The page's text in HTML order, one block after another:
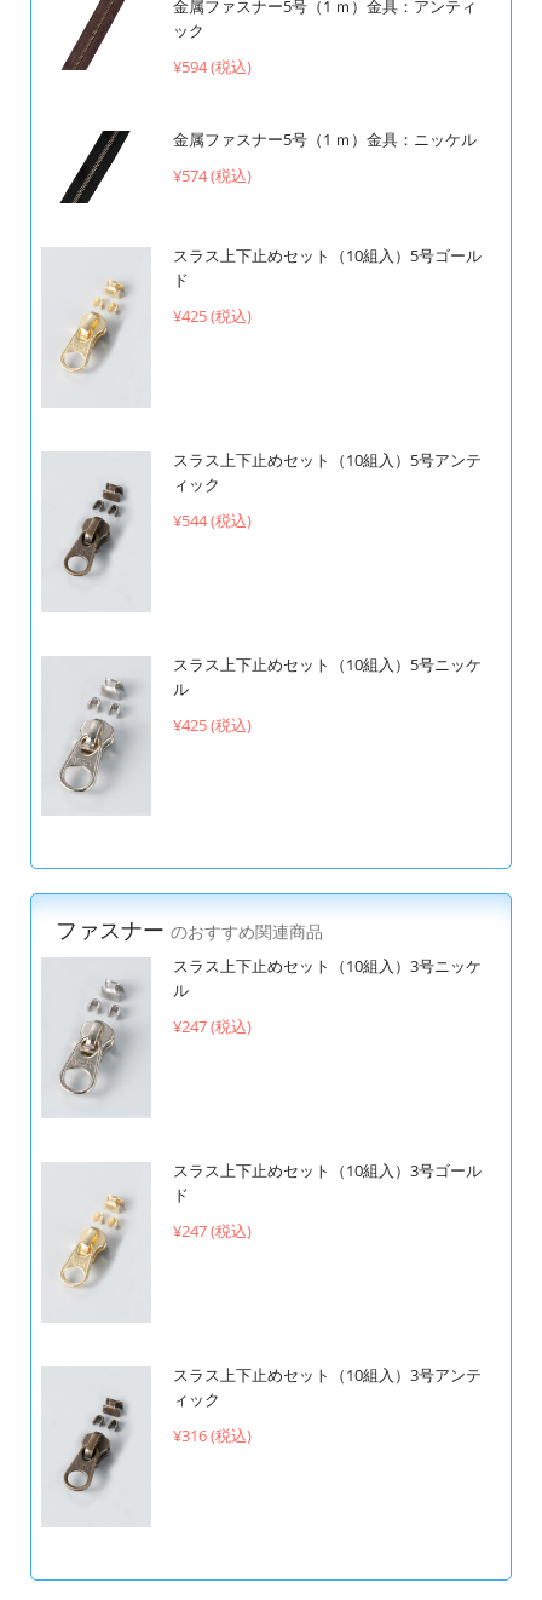
金属ファスナー5号（1 ｍ）金具：アンティ
ック
¥594 (税込)
金属ファスナー5号（1 ｍ）金具：ニッケル
¥574 (税込)
スラス上下止めセット（10組入）5号ゴール
ド
¥425 (税込)
スラス上下止めセット（10組入）5号アンテ
ィック
¥544 (税込)
スラス上下止めセット（10組入）5号ニッケ
ル
¥425 (税込)
ファスナー のおすすめ関連商品
スラス上下止めセット（10組入）3号ニッケ
ル
¥247 (税込)
スラス上下止めセット（10組入）3号ゴール
ド
¥247 (税込)
スラス上下止めセット（10組入）3号アンテ
ィック
¥316 (税込)